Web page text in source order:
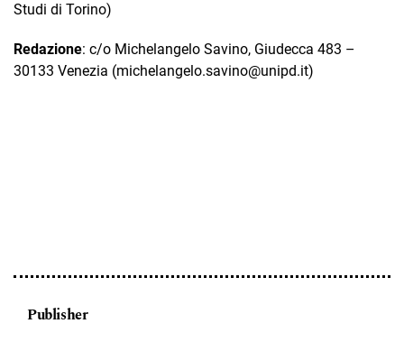
Studi di Torino)
Redazione: c/o Michelangelo Savino, Giudecca 483 –
30133 Venezia (michelangelo.savino@unipd.it)
Publisher